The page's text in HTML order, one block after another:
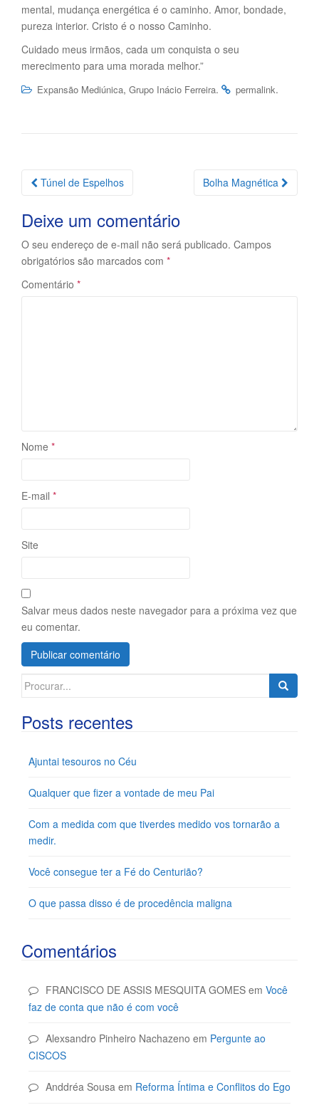
mental, mudança energética é o caminho. Amor, bondade,
pureza interior. Cristo é o nosso Caminho.
Cuidado meus irmãos, cada um conquista o seu
merecimento para uma morada melhor.”
Expansão Mediúnica, Grupo Inácio Ferreira. permalink.
Navegação
Postagem
Túnel de Espelhos Bolha Magnética
Deixe um comentário
O seu endereço de e-mail não será publicado. Campos
obrigatórios são marcados com *
Comentário *
Nome *
E-mail *
Site
Salvar meus dados neste navegador para a próxima vez que
eu comentar.
Search
Posts recentes
Ajuntai tesouros no Céu
Qualquer que fizer a vontade de meu Pai
Com a medida com que tiverdes medido vos tornarão a
medir.
Você consegue ter a Fé do Centurião?
O que passa disso é de procedência maligna
Comentários
FRANCISCO DE ASSIS MESQUITA GOMES em Você
faz de conta que não é com você
Alexsandro Pinheiro Nachazeno em Pergunte ao
CISCOS
Anddréa Sousa em Reforma Íntima e Conflitos do Ego